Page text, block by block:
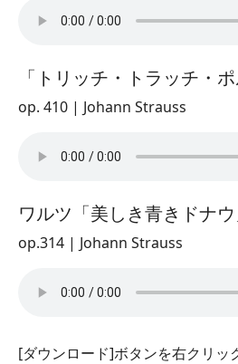
「トリッチ・トラッチ・ポ
op. 410 | Johann Strauss
ワルツ「美しき青きドナウ
op.314 | Johann Strauss
[ダウンロード]ボタンを右クリッ